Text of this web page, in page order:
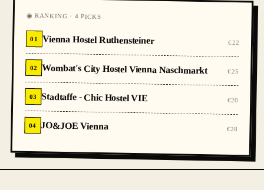
◉ RANKING · 4 PICKS
01 Vienna Hostel Ruthensteiner €22
02 Wombat's City Hostel Vienna Naschmarkt €25
03 Stadtaffe - Chic Hostel VIE €20
04 JO&JOE Vienna €28